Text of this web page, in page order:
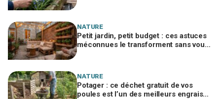
NATURE
Petit jardin, petit budget : ces astuces
méconnues le transforment sans vous
NATURE
Potager : ce déchet gratuit de vos
poules est l’un des meilleurs engrais